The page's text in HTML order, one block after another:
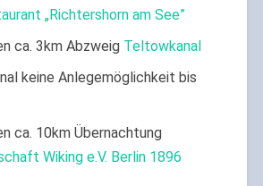
„Richtershorn am See”
ca. 3km Abzweig Teltowkanal
keine Anlegemöglichkeit bis
ca. 10km Übernachtung
Wiking e.V. Berlin 1896